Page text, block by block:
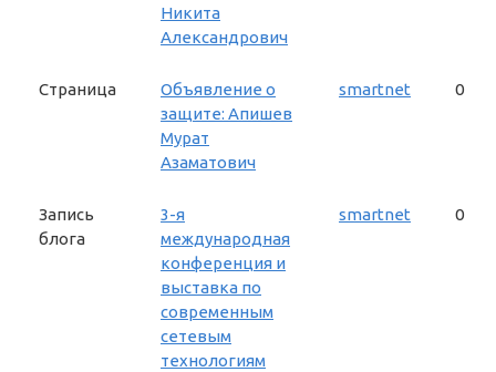
Никита
Александрович
Страница
Объявление о
защите: Апишев
Мурат
Азаматович
smartnet 0
Запись
блога
3-я
международная
конференция и
выставка по
современным
сетевым
технологиям
smartnet 0